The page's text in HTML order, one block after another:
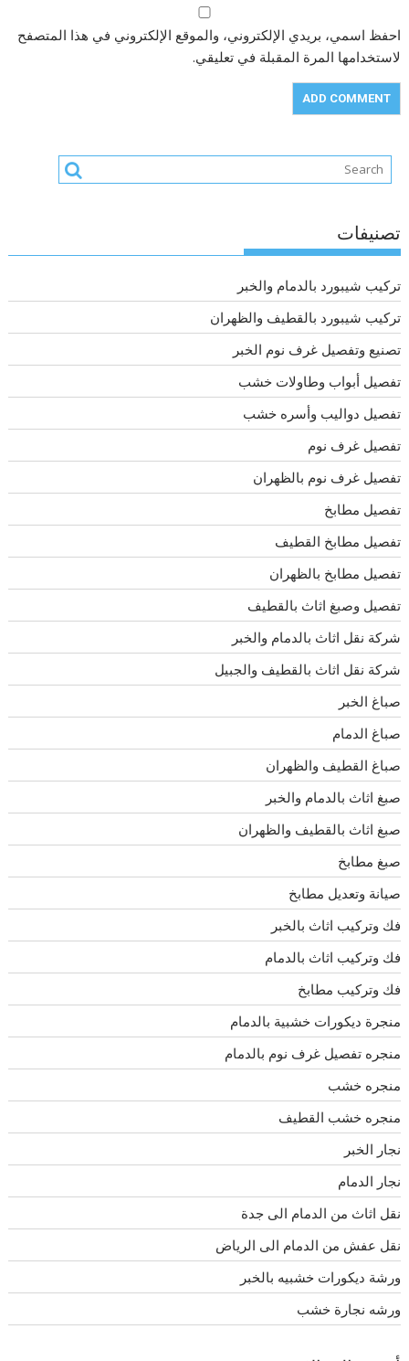
احفظ اسمي، بريدي الإلكتروني، والموقع الإلكتروني في هذا المتصفح
لاستخدامها المرة المقبلة في تعليقي.
تصنيفات
تركيب شيبورد بالدمام والخبر
تركيب شيبورد بالقطيف والظهران
تصنيع وتفصيل غرف نوم الخبر
تفصيل أبواب وطاولات خشب
تفصيل دواليب وأسره خشب
تفصيل غرف نوم
تفصيل غرف نوم بالظهران
تفصيل مطابخ
تفصيل مطابخ القطيف
تفصيل مطابخ بالظهران
تفصيل وصبغ اثاث بالقطيف
شركة نقل اثاث بالدمام والخبر
شركة نقل اثاث بالقطيف والجبيل
صباغ الخبر
صباغ الدمام
صباغ القطيف والظهران
صبغ اثاث بالدمام والخبر
صبغ اثاث بالقطيف والظهران
صبغ مطابخ
صيانة وتعديل مطابخ
فك وتركيب اثاث بالخبر
فك وتركيب اثاث بالدمام
فك وتركيب مطابخ
منجرة ديكورات خشبية بالدمام
منجره تفصيل غرف نوم بالدمام
منجره خشب
منجره خشب القطيف
نجار الخبر
نجار الدمام
نقل اثاث من الدمام الى جدة
نقل عفش من الدمام الى الرياض
ورشة ديكورات خشبيه بالخبر
ورشه نجارة خشب